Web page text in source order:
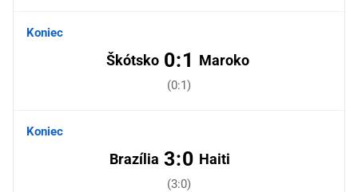
Koniec
Škótsko 0:1 Maroko
(0:1)
Koniec
Brazília 3:0 Haiti
(3:0)